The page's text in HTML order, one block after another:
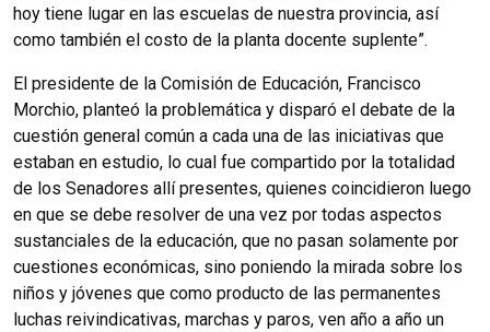
hoy tiene lugar en las escuelas de nuestra provincia, así
como también el costo de la planta docente suplente”.
El presidente de la Comisión de Educación, Francisco
Morchio, planteó la problemática y disparó el debate de la
cuestión general común a cada una de las iniciativas que
estaban en estudio, lo cual fue compartido por la totalidad
de los Senadores allí presentes, quienes coincidieron luego
en que se debe resolver de una vez por todas aspectos
sustanciales de la educación, que no pasan solamente por
cuestiones económicas, sino poniendo la mirada sobre los
niños y jóvenes que como producto de las permanentes
luchas reivindicativas, marchas y paros, ven año a año un